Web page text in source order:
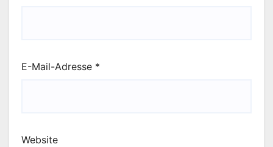
E-Mail-Adresse *
Website